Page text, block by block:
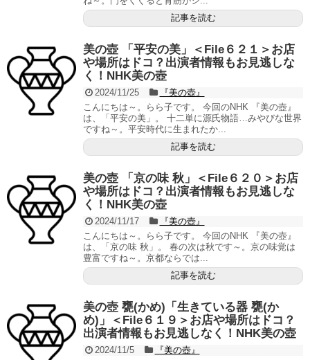
記事を読む
美の壺 「平安の美」＜File６２１＞お店
や場所はドコ？出演者情報もお見逃しな
く！NHK美の壺
2024/11/25
『美の壺』
こんにちは～。らら子です。 今回のNHK 『美の壺』
は、「平安の美」。 十二単に源氏物語…みやびな世界
ですね～。平安時代に生まれたか...
記事を読む
美の壺 「京の味 秋」＜File６２０＞お店
や場所はドコ？出演者情報もお見逃しな
く！NHK美の壺
2024/11/17
『美の壺』
こんにちは～。らら子です。 今回のNHK 『美の壺』
は、「京の味 秋」。 春の次は秋です～。京の味覚は
豊富ですね～。京都ならでは...
記事を読む
美の壺 甕(かめ)「生きている器 甕(か
め)」＜File６１９＞お店や場所はドコ？
出演者情報もお見逃しなく！NHK美の壺
2024/11/5
『美の壺』